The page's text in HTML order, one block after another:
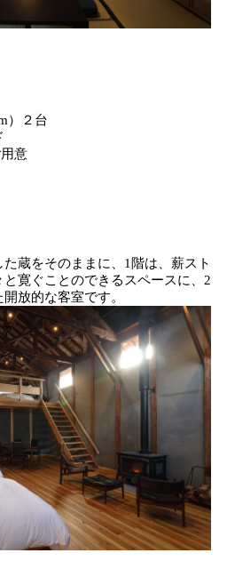
）２台
意
蔵をそのままに、1階は、薪スト
寛ぐことのできるスペースに、2
放的な客室です。